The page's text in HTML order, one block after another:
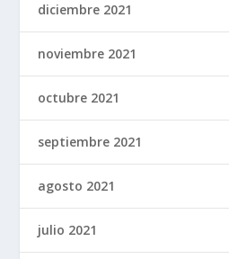
diciembre 2021
noviembre 2021
octubre 2021
septiembre 2021
agosto 2021
julio 2021